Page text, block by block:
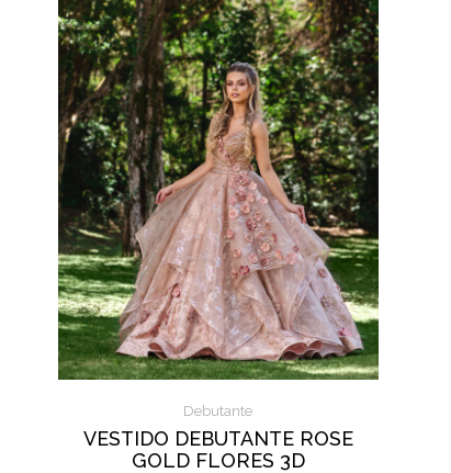
Debutante
VESTIDO DEBUTANTE ROSE
GOLD FLORES 3D